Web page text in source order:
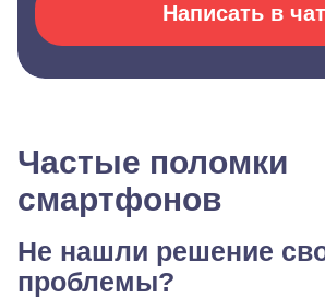
Написать в чат
Частые поломки
смартфонов
Не нашли решение
проблемы?